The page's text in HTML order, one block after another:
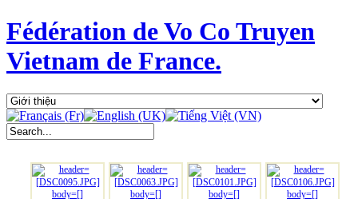
Fédération de Vo Co Truyen
Vietnam de France.